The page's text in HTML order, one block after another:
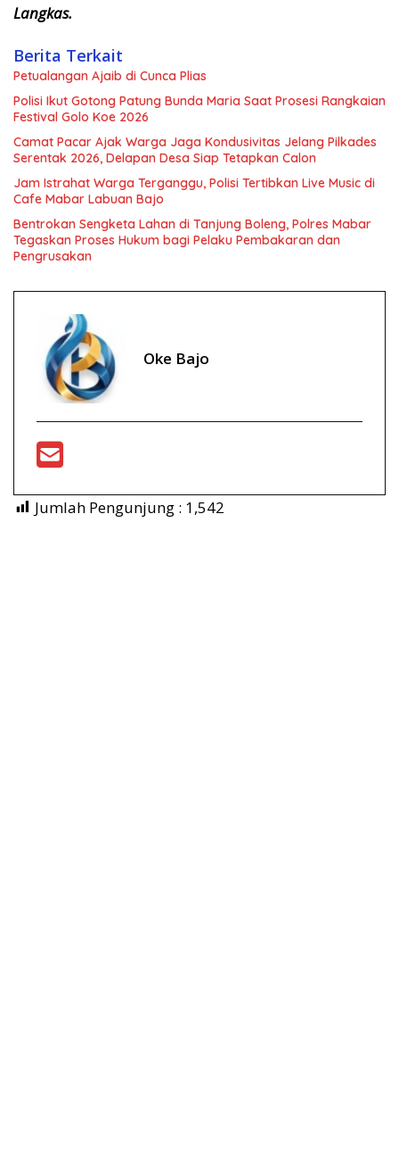
Langkas.
Berita Terkait
Petualangan Ajaib di Cunca Plias
Polisi Ikut Gotong Patung Bunda Maria Saat Prosesi Rangkaian
Festival Golo Koe 2026
Camat Pacar Ajak Warga Jaga Kondusivitas Jelang Pilkades
Serentak 2026, Delapan Desa Siap Tetapkan Calon
Jam Istrahat Warga Terganggu, Polisi Tertibkan Live Music di
Cafe Mabar Labuan Bajo
Bentrokan Sengketa Lahan di Tanjung Boleng, Polres Mabar
Tegaskan Proses Hukum bagi Pelaku Pembakaran dan
Pengrusakan
Oke Bajo
Jumlah Pengunjung : 1,542